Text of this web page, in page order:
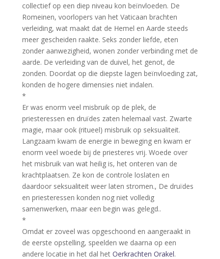
collectief op een diep niveau kon beïnvloeden. De
Romeinen, voorlopers van het Vaticaan brachten
verleiding, wat maakt dat de Hemel en Aarde steeds
meer gescheiden raakte. Seks zonder liefde, eten
zonder aanwezigheid, wonen zonder verbinding met de
aarde. De verleiding van de duivel, het genot, de
zonden. Doordat op die diepste lagen beïnvloeding zat,
konden de hogere dimensies niet indalen.
*
Er was enorm veel misbruik op de plek, de
priesteressen en druïdes zaten helemaal vast. Zwarte
magie, maar ook (ritueel) misbruik op seksualiteit.
Langzaam kwam de energie in beweging en kwam er
enorm veel woede bij de priesteres vrij. Woede over
het misbruik van wat heilig is, het onteren van de
krachtplaatsen. Ze kon de controle loslaten en
daardoor seksualiteit weer laten stromen., De druïdes
en priesteressen konden nog niet volledig
samenwerken, maar een begin was gelegd..
*
Omdat er zoveel was opgeschoond en aangeraakt in
de eerste opstelling, speelden we daarna op een
andere locatie in het dal het Oerkrachten Orakel.